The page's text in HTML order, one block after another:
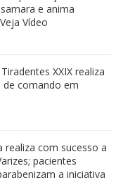
e anima
Vídeo
XXIX realiza
de comando em
realiza com sucesso a
pacientes
a iniciativa